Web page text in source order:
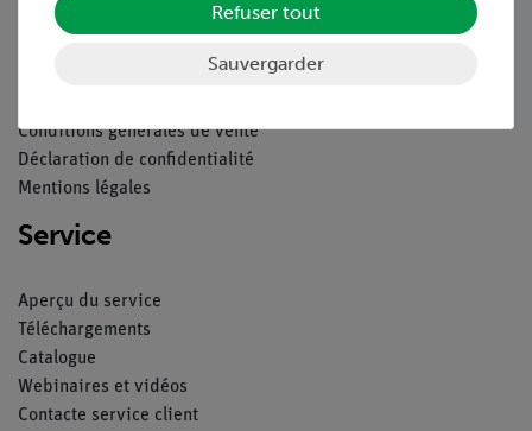
Légal
Conditions générales de vente
Déclaration de confidentialité
Mentions légales
Service
Aperçu du service
Téléchargements
Catalogue
Webinaires et vidéos
Contacte service client
Refuser tout
Sauvergarder